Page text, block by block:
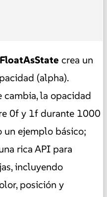
crea un
(alpha).
la opacidad
0f y 1f durante 1000
un ejemplo básico;
rica API para
incluyendo
posición y